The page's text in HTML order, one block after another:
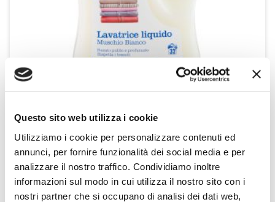
Questo sito web utilizza i cookie
Utilizziamo i cookie per personalizzare contenuti ed
annunci, per fornire funzionalità dei social media e per
analizzare il nostro traffico. Condividiamo inoltre
informazioni sul modo in cui utilizza il nostro sito con i
nostri partner che si occupano di analisi dei dati web,
Primo
3litri
SCOPRI IL PRODOTTO